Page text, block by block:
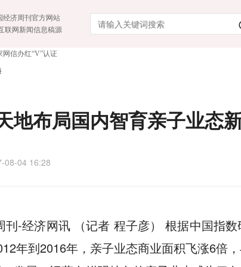
经济周刊官方网站
联网新闻信息稿源
网信办红“V”认证
地布局国内智育亲子业态
08-04 16:28
刊-经济网讯 （记者 程子彦） 根据中国指
年到2016年，亲子业态商业面积飞涨6倍